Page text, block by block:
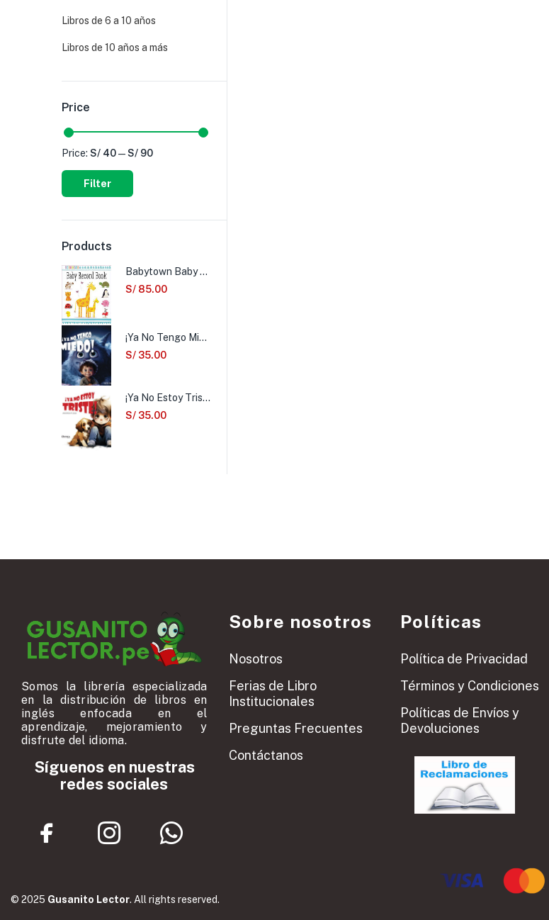
Libros de 6 a 10 años
Libros de 10 años a más
Price
Filter
Price: S/ 40—S/ 90
Products
Babytown Baby Record Book
S/ 85.00
¡Ya No Tengo Miedo!
S/ 35.00
¡Ya No Estoy Triste!
S/ 35.00
Somos la librería especializada
en la distribución de libros en
inglés enfocada en el
aprendizaje, mejoramiento y
disfrute del idioma.
Síguenos en nuestras
redes sociales
Sobre nosotros
Nosotros
Ferias de Libro
Institucionales
Preguntas Frecuentes
Contáctanos
Políticas
Política de Privacidad
Términos y Condiciones
Políticas de Envíos y
Devoluciones
© 2025 Gusanito Lector. All rights reserved.